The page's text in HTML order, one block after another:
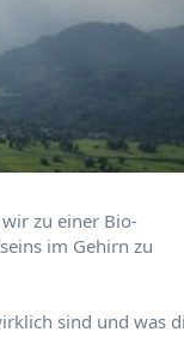
zu einer Bio-
im Gehirn zu
sind und was